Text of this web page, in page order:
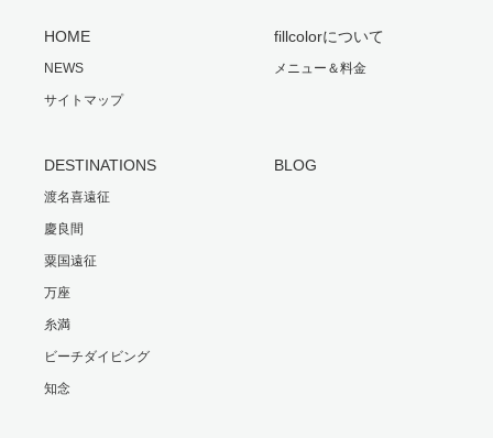
HOME
NEWS
サイトマップ
fillcolorについて
メニュー＆料金
DESTINATIONS
渡名喜遠征
慶良間
粟国遠征
万座
糸満
ビーチダイビング
知念
BLOG